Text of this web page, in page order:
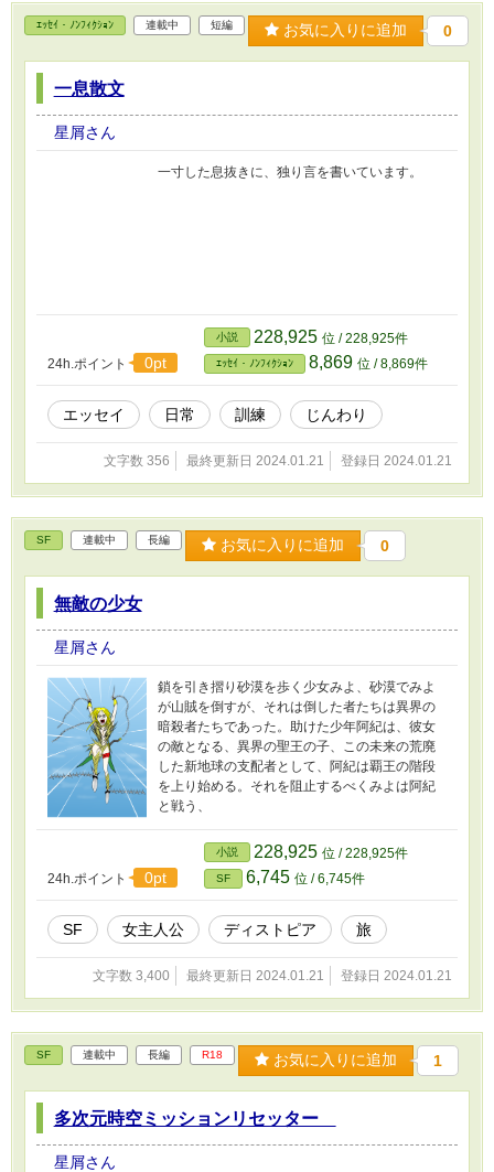
ｴｯｾｲ・ﾉﾝﾌｨｸｼｮﾝ 連載中 短編 お気に入りに追加 0
一息散文
星屑さん
一寸した息抜きに、独り言を書いています。
24h.ポイント 0pt
小説 228,925 位 / 228,925件
ｴｯｾｲ・ﾉﾝﾌｨｸｼｮﾝ 8,869 位 / 8,869件
エッセイ 日常 訓練 じんわり
文字数 356 最終更新日 2024.01.21 登録日 2024.01.21
SF 連載中 長編 お気に入りに追加 0
無敵の少女
星屑さん
鎖を引き摺り砂漠を歩く少女みよ、砂漠でみよ
が山賊を倒すが、それは倒した者たちは異界の
暗殺者たちであった。助けた少年阿紀は、彼女
の敵となる、異界の聖王の子、この未来の荒廃
した新地球の支配者として、阿紀は覇王の階段
を上り始める。それを阻止するべくみよは阿紀
と戦う、
24h.ポイント 0pt
小説 228,925 位 / 228,925件
SF 6,745 位 / 6,745件
SF 女主人公 ディストピア 旅
文字数 3,400 最終更新日 2024.01.21 登録日 2024.01.21
SF 連載中 長編 R18 お気に入りに追加 1
多次元時空ミッションリセッター
星屑さん